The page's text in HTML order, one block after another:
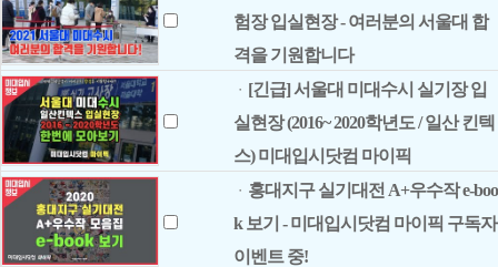
험장 입실현장 - 여러분의 서울대 합
격을 기원합니다
ㆍ [긴급] 서울대 미대수시 실기장 입
실현장 (2016~ 2020학년도 / 일산 킨텍
스) 미대입시닷컴 마이픽
ㆍ 홍대지구 실기대전 A+우수작 e-boo
k 보기 - 미대입시닷컴 마이픽 구독자
이벤트 중!